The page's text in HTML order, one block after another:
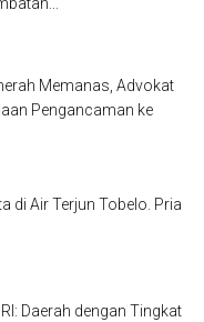
Memanas, Advokat
Pengancaman ke
di Air Terjun Tobelo. Pria
Daerah dengan Tingkat